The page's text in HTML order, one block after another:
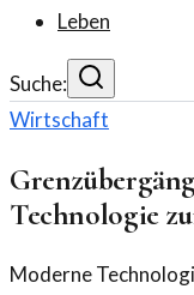
Leben
Suche:
Wirtschaft
Technologie
Moderne